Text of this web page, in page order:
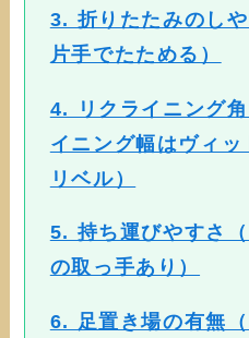
3. 折りたたみのし
片手でたためる）
4. リクライニング
イニング幅はヴィ
リベル）
5. 持ち運びやすさ
の取っ手あり）
6. 足置き場の有無